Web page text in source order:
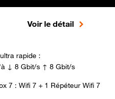
Voir le détail
rapide :
↓ 8 Gbit/s ↑ 8 Gbit/s
7 : Wifi 7 + 1 Répéteur Wifi 7